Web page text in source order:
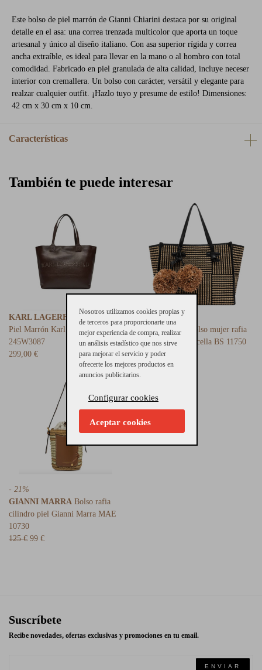
Este bolso de piel marrón de Gianni Chiarini destaca por su original
detalle en el asa: una correa trenzada multicolor que aporta un toque
artesanal y único al diseño italiano. Con asa superior rígida y correa
ancha extraíble, es ideal para llevar en la mano o al hombro con total
comodidad. Fabricado en piel granulada de alta calidad, incluye neceser
interior con cremallera. Un bolso con carácter, versátil y elegante para
realzar cualquier outfit. ¡Hazlo tuyo y presume de estilo! Dimensiones:
42 cm x 30 cm x 10 cm.
Características
También te puede interesar
KARL LAGERFELD
Piel Marrón Karl Lagerfeld
245W3087
299,00 €
- 20%
MARCELLA
Bolso mujer rafia
con pompón Marcella BS 11750
275 € 219 €
- 21%
GIANNI MARRA Bolso rafia
cilindro piel Gianni Marra MAE
10730
125 € 99 €
Suscríbete
Recibe novedades, ofertas exclusivas y promociones en tu email.
ENVIAR
Nosotros utilizamos cookies propias y
de terceros para proporcionarte una
mejor experiencia de compra, realizar
un análisis estadístico que nos sirve
para mejorar el servicio y poder
ofrecerte los mejores productos en
anuncios publicitarios.
Configurar cookies
Aceptar cookies